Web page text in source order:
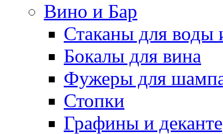
Вино и Бар
Стаканы для воды
Бокалы для вина
Фужеры для
Стопки
Графины и